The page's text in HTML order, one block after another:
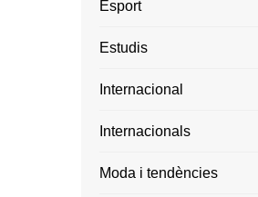
Esport
Estudis
Internacional
Internacionals
Moda i tendències